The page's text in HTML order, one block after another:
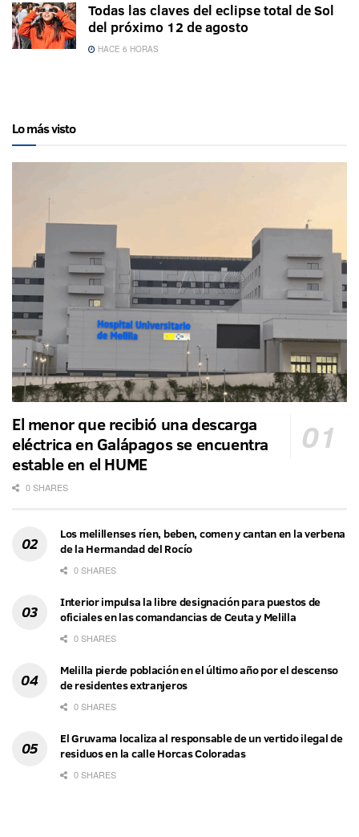
Todas las claves del eclipse total de Sol
del próximo 12 de agosto
HACE 6 HORAS
Lo más visto
El menor que recibió una descarga
eléctrica en Galápagos se encuentra
estable en el HUME
0 SHARES
Los melillenses ríen, beben, comen y cantan en la verbena
de la Hermandad del Rocío
0 SHARES
Interior impulsa la libre designación para puestos de
oficiales en las comandancias de Ceuta y Melilla
0 SHARES
Melilla pierde población en el último año por el descenso
de residentes extranjeros
0 SHARES
El Gruvama localiza al responsable de un vertido ilegal de
residuos en la calle Horcas Coloradas
0 SHARES